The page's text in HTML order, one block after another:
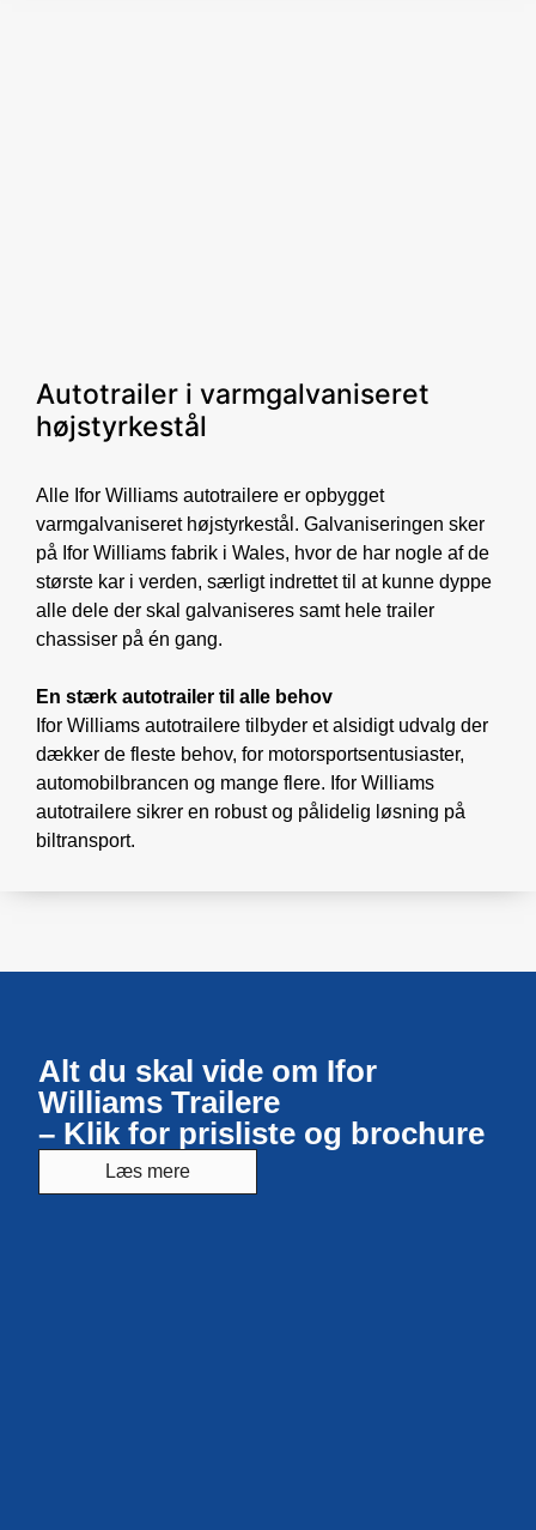
Autotrailer i varmgalvaniseret
højstyrkestål
Alle Ifor Williams autotrailere er opbygget
varmgalvaniseret højstyrkestål. Galvaniseringen sker
på Ifor Williams fabrik i Wales, hvor de har nogle af de
største kar i verden, særligt indrettet til at kunne dyppe
alle dele der skal galvaniseres samt hele trailer
chassiser på én gang.
En stærk autotrailer til alle behov
Ifor Williams autotrailere tilbyder et alsidigt udvalg der
dækker de fleste behov, for motorsportsentusiaster,
automobilbrancen og mange flere. Ifor Williams
autotrailere sikrer en robust og pålidelig løsning på
biltransport.
Alt du skal vide om Ifor
Williams Trailere
– Klik for prisliste og brochure
Læs mere